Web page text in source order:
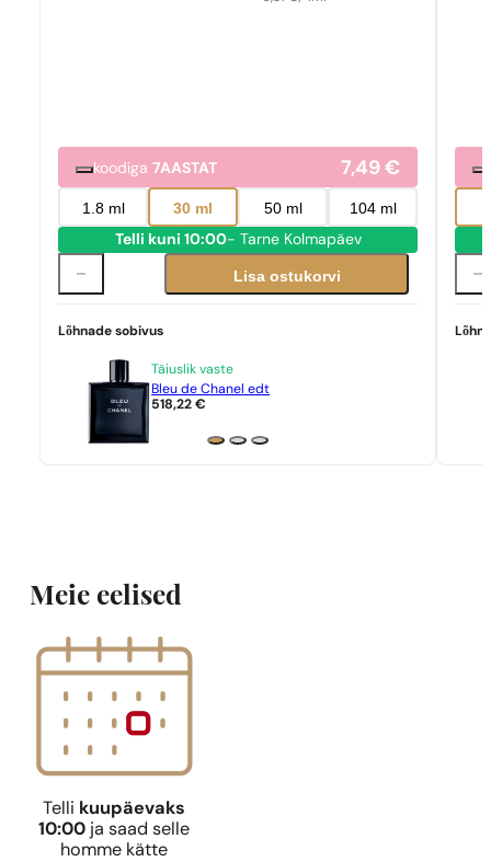
koodiga7AASTAT 7,49€
1.8 ml 30 ml 50 ml 104 ml
Telli kuni 10:00- Tarne Kolmapäev
Lisa ostukorvi
Lõhnade sobivus
Täiuslik vaste
Bleu de Chanel edt
518,22€
Meie eelised
Telli kuupäevaks
10:00 ja saad selle
homme kätte